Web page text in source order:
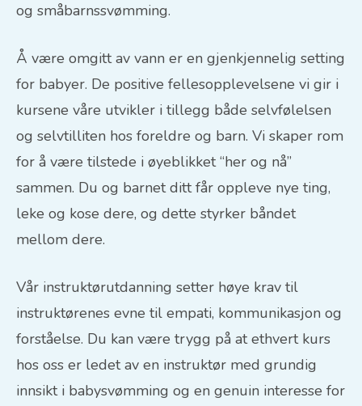
og småbarnssvømming.
Å være omgitt av vann er en gjenkjennelig setting
for babyer. De positive fellesopplevelsene vi gir i
kursene våre utvikler i tillegg både selvfølelsen
og selvtilliten hos foreldre og barn. Vi skaper rom
for å være tilstede i øyeblikket “her og nå”
sammen. Du og barnet ditt får oppleve nye ting,
leke og kose dere, og dette styrker båndet
mellom dere.
Vår instruktørutdanning setter høye krav til
instruktørenes evne til empati, kommunikasjon og
forståelse. Du kan være trygg på at ethvert kurs
hos oss er ledet av en instruktør med grundig
innsikt i babysvømming og en genuin interesse for